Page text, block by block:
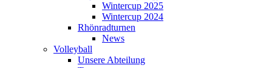
Wintercup 2025
Wintercup 2024
Rhönradturnen
News
Volleyball
Unsere Abteilung